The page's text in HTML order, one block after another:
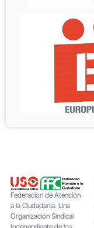
Federacion de Atención
a la Ciudadanía. Una
Organización Sindical